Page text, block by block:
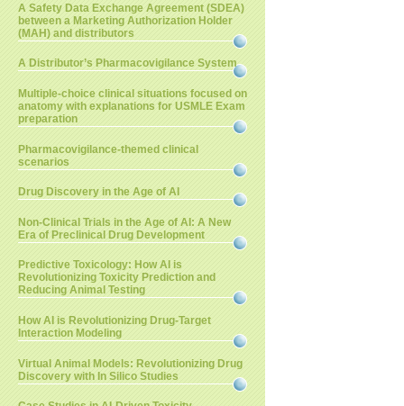
A Safety Data Exchange Agreement (SDEA)
between a Marketing Authorization Holder
(MAH) and distributors
A Distributor’s Pharmacovigilance System
Multiple-choice clinical situations focused on
anatomy with explanations for USMLE Exam
preparation
Pharmacovigilance-themed clinical
scenarios
Drug Discovery in the Age of AI
Non-Clinical Trials in the Age of AI: A New
Era of Preclinical Drug Development
Predictive Toxicology: How AI is
Revolutionizing Toxicity Prediction and
Reducing Animal Testing
How AI is Revolutionizing Drug-Target
Interaction Modeling
Virtual Animal Models: Revolutionizing Drug
Discovery with In Silico Studies